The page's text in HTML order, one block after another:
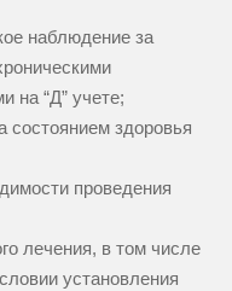
наблюдение за
на “Д” учете;
состоянием здоровья
проведения
лечения, в том числе
установления